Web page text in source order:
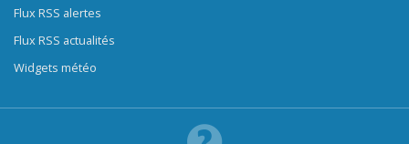
Flux RSS alertes
Flux RSS actualités
Widgets météo